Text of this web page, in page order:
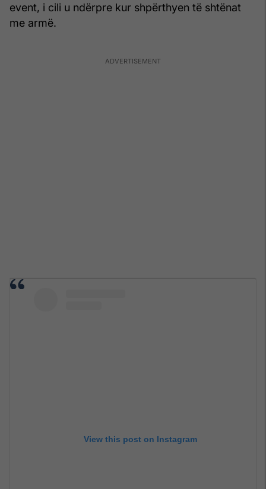
event, i cili u ndërpre kur shpërthyen të shtënat
me armë.
View this post on Instagram